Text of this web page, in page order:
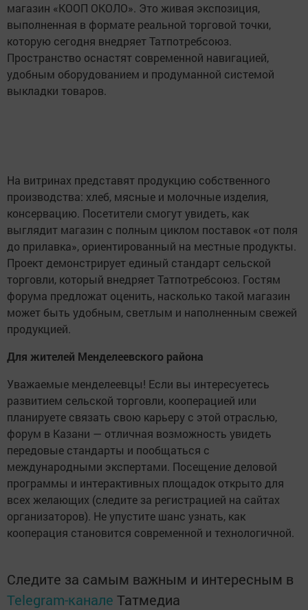
магазин «КООП ОКОЛО». Это живая экспозиция,
выполненная в формате реальной торговой точки,
которую сегодня внедряет Татпотребсоюз.
Пространство оснастят современной навигацией,
удобным оборудованием и продуманной системой
выкладки товаров.
На витринах представят продукцию собственного
производства: хлеб, мясные и молочные изделия,
консервацию. Посетители смогут увидеть, как
выглядит магазин с полным циклом поставок «от поля
до прилавка», ориентированный на местные продукты.
Проект демонстрирует единый стандарт сельской
торговли, который внедряет Татпотребсоюз. Гостям
форума предложат оценить, насколько такой магазин
может быть удобным, светлым и наполненным свежей
продукцией.
Для жителей Менделеевского района
Уважаемые менделеевцы! Если вы интересуетесь
развитием сельской торговли, кооперацией или
планируете связать свою карьеру с этой отраслью,
форум в Казани — отличная возможность увидеть
передовые стандарты и пообщаться с
международными экспертами. Посещение деловой
программы и интерактивных площадок открыто для
всех желающих (следите за регистрацией на сайтах
организаторов). Не упустите шанс узнать, как
кооперация становится современной и технологичной.
Следите за самым важным и интересным в
Telegram-канале Татмедиа